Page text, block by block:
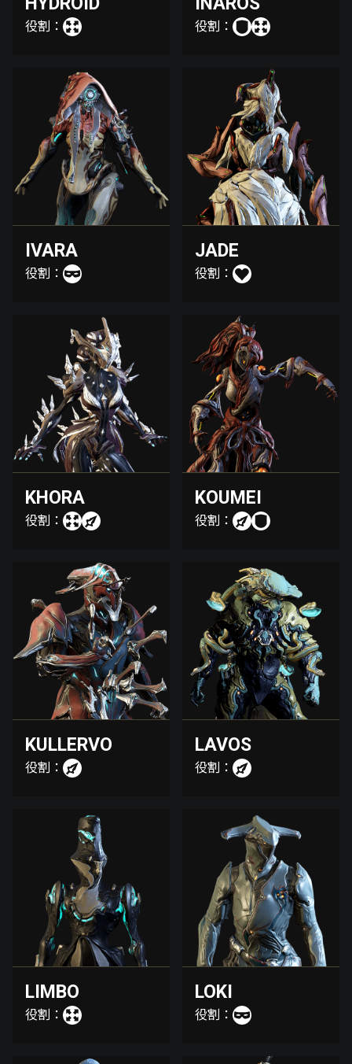
役割： 役割：
IVARA
役割：
JADE
役割：
KHORA
役割：
KOUMEI
役割：
KULLERVO
役割：
LAVOS
役割：
LIMBO
役割：
LOKI
役割：